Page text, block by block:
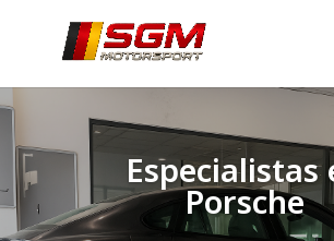
Especialistas
Porsche